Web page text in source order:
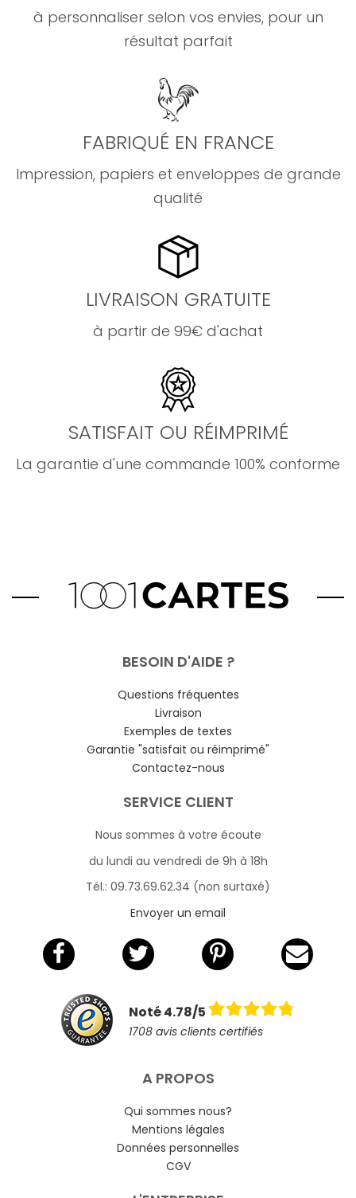
à personnaliser selon vos envies, pour un
résultat parfait
FABRIQUÉ EN FRANCE
Impression, papiers et enveloppes de grande
qualité
LIVRAISON GRATUITE
à partir de 99€ d'achat
SATISFAIT OU RÉIMPRIMÉ
La garantie d'une commande 100% conforme
BESOIN D'AIDE ?
Questions fréquentes
Livraison
Exemples de textes
Garantie "satisfait ou réimprimé"
Contactez-nous
SERVICE CLIENT
Nous sommes à votre écoute
du lundi au vendredi de 9h à 18h
Tél.: 09.73.69.62.34 (non surtaxé)
Envoyer un email
Noté 4.78/5
1708 avis clients certifiés
A PROPOS
Qui sommes nous?
Mentions légales
Données personnelles
CGV